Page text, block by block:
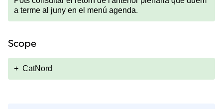
a terme al juny en el menú agenda.
Scope
+ CatNord